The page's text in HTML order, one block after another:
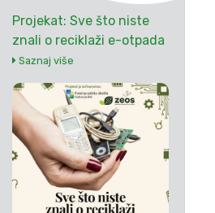
Projekat: Sve što niste
znali o reciklaži e-otpada
Saznaj više